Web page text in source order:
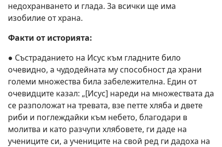
недохранването и глада. За всички ще има
изобилие от храна.
Факти от историята:
● Състраданието на Исус към гладните било
очевидно, а чудодейната му способност да храни
големи множества била забележителна. Един от
очевидците казал: „[Исус] нареди на множествата да
се разположат на тревата, взе петте хляба и двете
риби и поглеждайки към небето, благодари в
молитва и като разчупи хлябовете, ги даде на
учениците си, а учениците на свой ред ги дадоха на